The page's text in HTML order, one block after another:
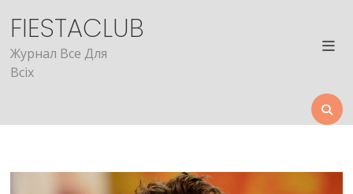
content
FIESTACLUB
Журнал Все Для
Всіх